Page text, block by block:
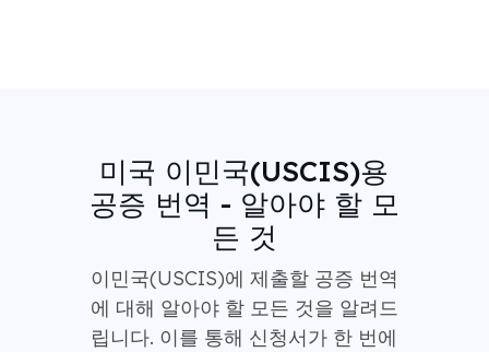
미국 이민국(USCIS)용
공증 번역 - 알아야 할 모
든 것
이민국(USCIS)에 제출할 공증 번역
에 대해 알아야 할 모든 것을 알려드
립니다. 이를 통해 신청서가 한 번에